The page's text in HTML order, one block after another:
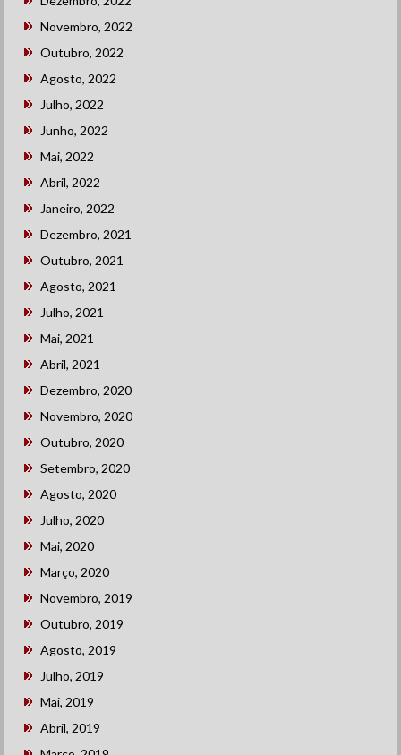
Novembro, 2022
Outubro, 2022
Agosto, 2022
Julho, 2022
Junho, 2022
Mai, 2022
Abril, 2022
Janeiro, 2022
Dezembro, 2021
Outubro, 2021
Agosto, 2021
Julho, 2021
Mai, 2021
Abril, 2021
Dezembro, 2020
Novembro, 2020
Outubro, 2020
Setembro, 2020
Agosto, 2020
Julho, 2020
Mai, 2020
Março, 2020
Novembro, 2019
Outubro, 2019
Agosto, 2019
Julho, 2019
Mai, 2019
Abril, 2019